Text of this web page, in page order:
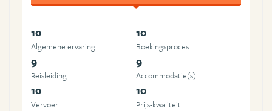
10
Algemene ervaring
10
Boekingsproces
9
Reisleiding
9
Accommodatie(s)
10
Vervoer
10
Prijs-kwaliteit